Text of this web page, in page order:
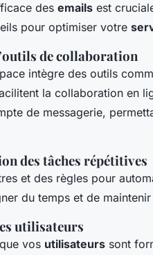
des emails est
pour optimiser votre
de collaboration
intègre des outils
la collaboration en
de messagerie,
des tâches répétitives
et des règles pour
du temps et de
utilisateurs
vos utilisateurs sont